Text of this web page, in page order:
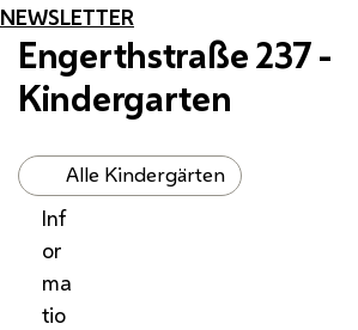
NEWSLETTER
Engerthstraße 237 -
Kindergarten
Alle Kindergärten
Inf
or
ma
tio